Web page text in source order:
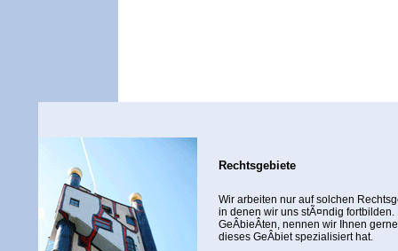
Rechtsgebiete
Wir arbeiten nur auf solchen
in denen wir uns stÃ¤ndig
GeÂ­bieÂ­ten, nennen wir Ihnen
dieses GeÂ­biet spezialisiert hat.